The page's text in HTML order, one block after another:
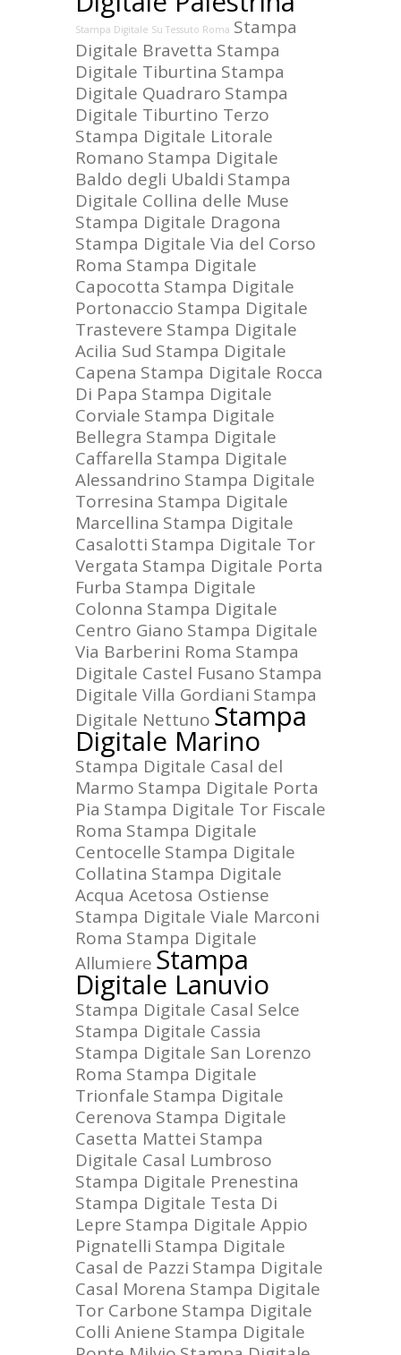
Stampa Digitale Su Tessuto Roma Stampa
Digitale Bravetta Stampa
Digitale Tiburtina Stampa
Digitale Quadraro Stampa
Digitale Tiburtino Terzo
Stampa Digitale Litorale
Romano Stampa Digitale
Baldo degli Ubaldi Stampa
Digitale Collina delle Muse
Stampa Digitale Dragona
Stampa Digitale Via del Corso
Roma Stampa Digitale
Capocotta Stampa Digitale
Portonaccio Stampa Digitale
Trastevere Stampa Digitale
Acilia Sud Stampa Digitale
Capena Stampa Digitale Rocca
Di Papa Stampa Digitale
Corviale Stampa Digitale
Bellegra Stampa Digitale
Caffarella Stampa Digitale
Alessandrino Stampa Digitale
Torresina Stampa Digitale
Marcellina Stampa Digitale
Casalotti Stampa Digitale Tor
Vergata Stampa Digitale Porta
Furba Stampa Digitale
Colonna Stampa Digitale
Centro Giano Stampa Digitale
Via Barberini Roma Stampa
Digitale Castel Fusano Stampa
Digitale Villa Gordiani Stampa
Digitale Nettuno Stampa
Digitale Marino
Stampa Digitale Casal del
Marmo Stampa Digitale Porta
Pia Stampa Digitale Tor Fiscale
Roma Stampa Digitale
Centocelle Stampa Digitale
Collatina Stampa Digitale
Acqua Acetosa Ostiense
Stampa Digitale Viale Marconi
Roma Stampa Digitale
Allumiere Stampa
Digitale Lanuvio
Stampa Digitale Casal Selce
Stampa Digitale Cassia
Stampa Digitale San Lorenzo
Roma Stampa Digitale
Trionfale Stampa Digitale
Cerenova Stampa Digitale
Casetta Mattei Stampa
Digitale Casal Lumbroso
Stampa Digitale Prenestina
Stampa Digitale Testa Di
Lepre Stampa Digitale Appio
Pignatelli Stampa Digitale
Casal de Pazzi Stampa Digitale
Casal Morena Stampa Digitale
Tor Carbone Stampa Digitale
Colli Aniene Stampa Digitale